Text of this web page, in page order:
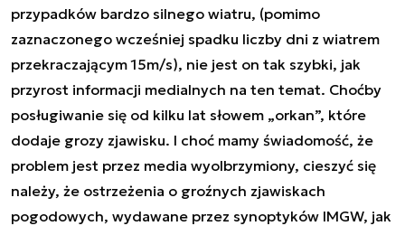
przypadków bardzo silnego wiatru, (pomimo
zaznaczonego wcześniej spadku liczby dni z wiatrem
przekraczającym 15m/s), nie jest on tak szybki, jak
przyrost informacji medialnych na ten temat. Choćby
posługiwanie się od kilku lat słowem „orkan”, które
dodaje grozy zjawisku. I choć mamy świadomość, że
problem jest przez media wyolbrzymiony, cieszyć się
należy, że ostrzeżenia o groźnych zjawiskach
pogodowych, wydawane przez synoptyków IMGW, jak